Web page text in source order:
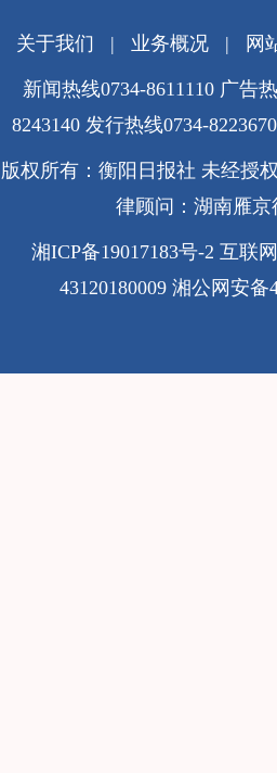
关于我们 | 业务概况| 网
新闻热线0734-8611110 广告
8243140 发行热线0734-8223670
版权所有：衡阳日报社 未经授
律顾问：湖南雁
湘ICP备19017183号-2 互联
43120180009 湘公网安备